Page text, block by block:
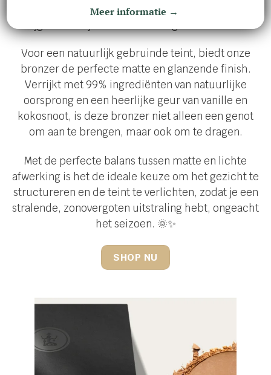
Voor een natuurlijk gebruinde teint, biedt onze
bronzer de perfecte matte en glanzende finish.
Verrijkt met 99% ingrediënten van natuurlijke
oorsprong en een heerlijke geur van vanille en
kokosnoot, is deze bronzer niet alleen een genot
om aan te brengen, maar ook om te dragen.
Met de perfecte balans tussen matte en lichte
afwerking is het de ideale keuze om het gezicht te
structureren en de teint te verlichten, zodat je een
stralende, zonovergoten uitstraling hebt, ongeacht
het seizoen. 🌞✨
SHOP NU
Meer informatie →